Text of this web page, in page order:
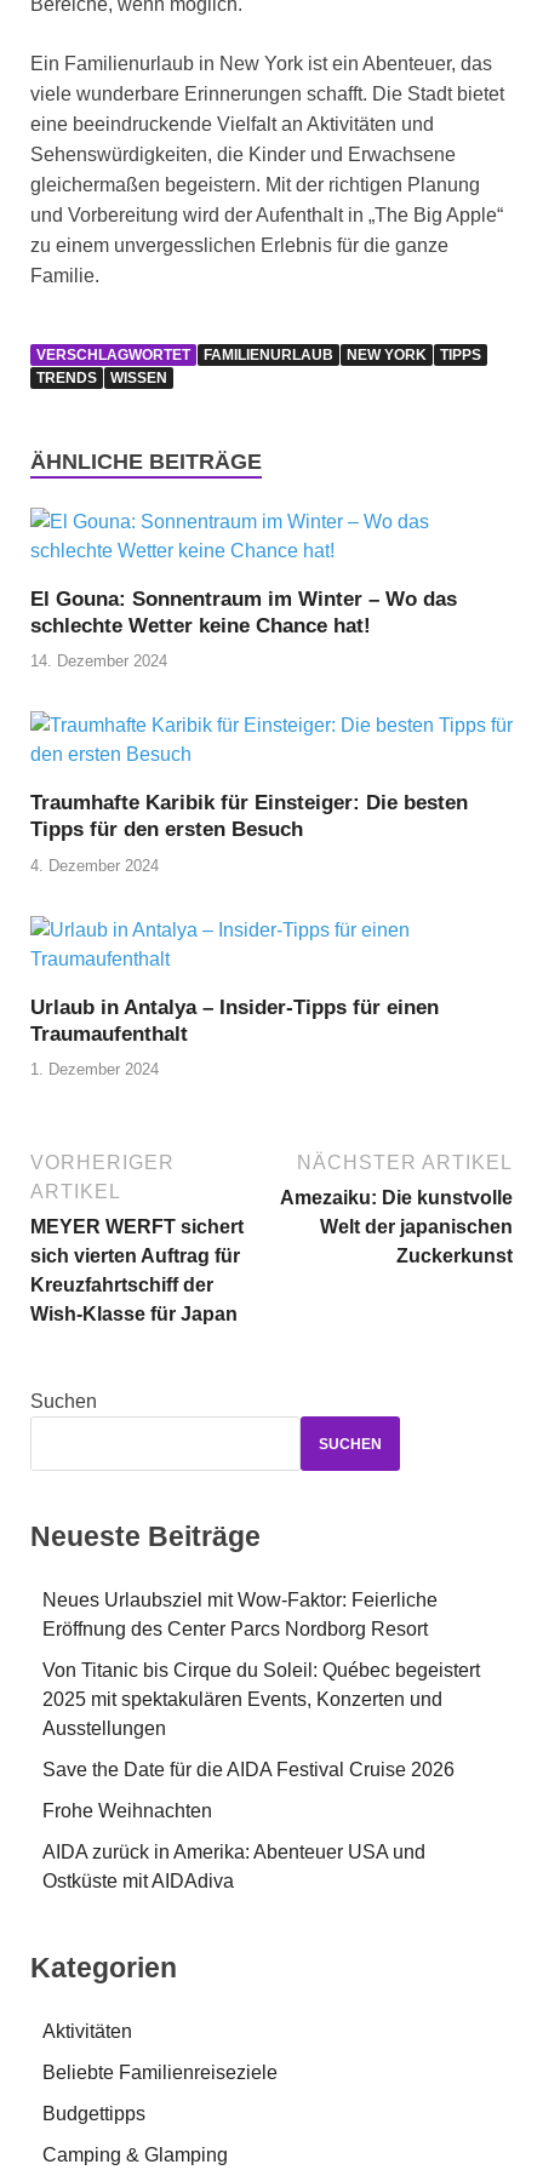
Ein Familienurlaub in New York ist ein Abenteuer, das
viele wunderbare Erinnerungen schafft. Die Stadt bietet
eine beeindruckende Vielfalt an Aktivitäten und
Sehenswürdigkeiten, die Kinder und Erwachsene
gleichermaßen begeistern. Mit der richtigen Planung
und Vorbereitung wird der Aufenthalt in „The Big Apple“
zu einem unvergesslichen Erlebnis für die ganze
Familie.
VERSCHLAGWORTET FAMILIENURLAUB NEW YORK
TIPPS
TRENDS
WISSEN
ÄHNLICHE BEITRÄGE
El Gouna: Sonnentraum im Winter – Wo das
schlechte Wetter keine Chance hat!
14. Dezember 2024
Traumhafte Karibik für Einsteiger: Die besten
Tipps für den ersten Besuch
4. Dezember 2024
Urlaub in Antalya – Insider-Tipps für einen
Traumaufenthalt
1. Dezember 2024
VORHERIGER
ARTIKEL
MEYER WERFT sichert
sich vierten Auftrag für
Kreuzfahrtschiff der
Wish-Klasse für Japan
NÄCHSTER ARTIKEL
Amezaiku: Die kunstvolle
Welt der japanischen
Zuckerkunst
Suchen
SUCHEN
Neueste Beiträge
Neues Urlaubsziel mit Wow-Faktor: Feierliche
Eröffnung des Center Parcs Nordborg Resort
Von Titanic bis Cirque du Soleil: Québec begeistert
2025 mit spektakulären Events, Konzerten und
Ausstellungen
Save the Date für die AIDA Festival Cruise 2026
Frohe Weihnachten
AIDA zurück in Amerika: Abenteuer USA und
Ostküste mit AIDAdiva
Kategorien
Aktivitäten
Beliebte Familienreiseziele
Budgettipps
Camping & Glamping